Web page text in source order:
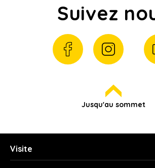
Suivez
Jusqu'au sommet
Visite